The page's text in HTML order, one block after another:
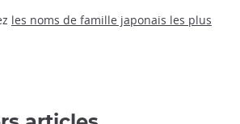
les noms de famille japonais les plus